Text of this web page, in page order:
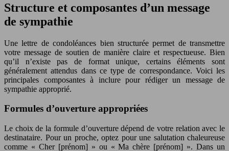
Structure et composantes d’un message
de sympathie
Une lettre de condoléances bien structurée permet de transmettre
votre message de soutien de manière claire et respectueuse. Bien
qu’il n’existe pas de format unique, certains éléments sont
généralement attendus dans ce type de correspondance. Voici les
principales composantes à inclure pour rédiger un message de
sympathie approprié.
Formules d’ouverture appropriées
Le choix de la formule d’ouverture dépend de votre relation avec le
destinataire. Pour un proche, optez pour une salutation chaleureuse
comme « Cher [prénom] » ou « Ma chère [prénom] ». Dans un